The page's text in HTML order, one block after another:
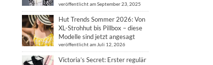
veröffentlicht am September 23, 2025
Hut Trends Sommer 2026: Von
XL-Strohhut bis Pillbox – diese
Modelle sind jetzt angesagt
veröffentlicht am Juli 12, 2026
Victoria’s Secret: Erster regulär